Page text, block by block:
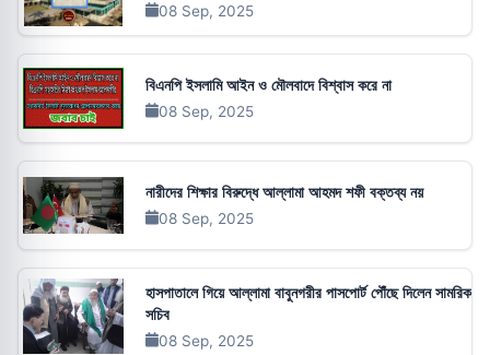
08 Sep, 2025
বিএনপি ইসলামি আইন ও মৌলবাদে বিশ্বাস করে না
08 Sep, 2025
নারীদের শিক্ষার বিরুদ্ধে আল্লামা আহমদ শফী বক্তব্য নয়
08 Sep, 2025
হাসপাতালে গিয়ে আল্লামা বাবুনগরীর পাসপোর্ট পৌঁছে দিলেন সামরিক
সচিব
08 Sep, 2025